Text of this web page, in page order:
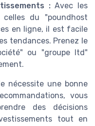
:Avec les
celles du "poundhost
en ligne, il est facile
tendances. Prenez le
ou "groupe ltd"
nécessite une bonne
vous
des décisions
tout en